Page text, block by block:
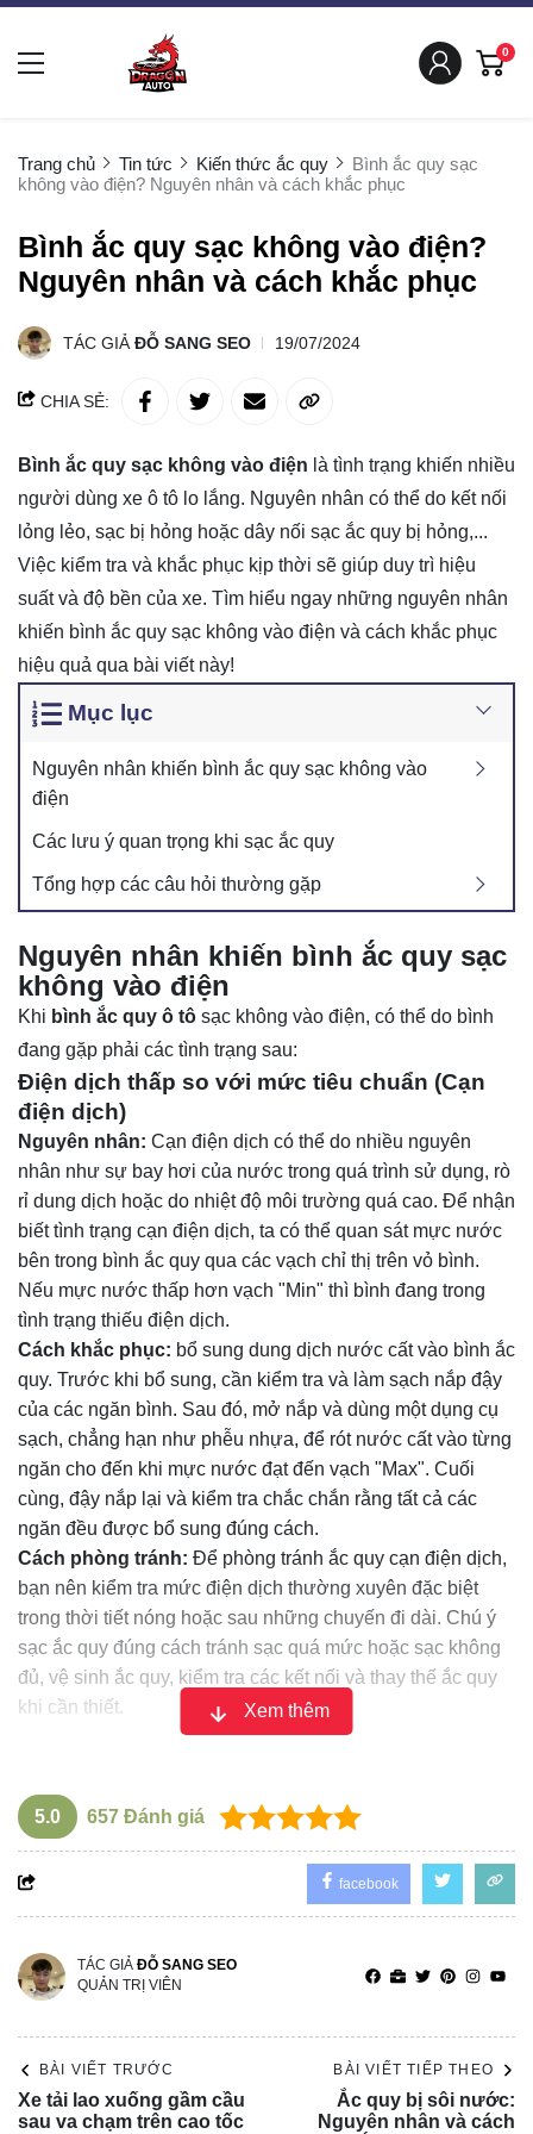
0
Trang chủ Tin tức Kiến thức ắc quy
Bình ắc quy sạc
không vào điện? Nguyên nhân và cách khắc phục
Bình ắc quy sạc không vào điện?
Nguyên nhân và cách khắc phục
TÁC GIẢĐỖ SANG SEO 19/07/2024
CHIA SẺ:
Bình ắc quy sạc không vào điện là tình trạng khiến nhiều
người dùng xe ô tô lo lắng. Nguyên nhân có thể do kết nối
lỏng lẻo, sạc bị hỏng hoặc dây nối sạc ắc quy bị hỏng,...
Việc kiểm tra và khắc phục kịp thời sẽ giúp duy trì hiệu
suất và độ bền của xe​. Tìm hiểu ngay những nguyên nhân
khiến bình ắc quy sạc không vào điện và cách khắc phục
hiệu quả qua bài viết này!
Mục lục
Nguyên nhân khiến bình ắc quy sạc không vào
điện
Các lưu ý quan trọng khi sạc ắc quy
Tổng hợp các câu hỏi thường gặp
Nguyên nhân khiến bình ắc quy sạc
không vào điện
Khi bình ắc quy ô tô sạc không vào điện, có thể do bình
đang gặp phải các tình trạng sau:
Điện dịch thấp so với mức tiêu chuẩn (Cạn
điện dịch)
Nguyên nhân: Cạn điện dịch có thể do nhiều nguyên
nhân như sự bay hơi của nước trong quá trình sử dụng, rò
rỉ dung dịch hoặc do nhiệt độ môi trường quá cao. Để nhận
biết tình trạng cạn điện dịch, ta có thể quan sát mực nước
bên trong bình ắc quy qua các vạch chỉ thị trên vỏ bình.
Nếu mực nước thấp hơn vạch "Min" thì bình đang trong
tình trạng thiếu điện dịch.
Cách khắc phục: bổ sung dung dịch nước cất vào bình ắc
quy. Trước khi bổ sung, cần kiểm tra và làm sạch nắp đậy
của các ngăn bình. Sau đó, mở nắp và dùng một dụng cụ
sạch, chẳng hạn như phễu nhựa, để rót nước cất vào từng
ngăn cho đến khi mực nước đạt đến vạch "Max". Cuối
cùng, đậy nắp lại và kiểm tra chắc chắn rằng tất cả các
ngăn đều được bổ sung đúng cách.
Cách phòng tránh: Để phòng tránh ắc quy cạn điện dịch,
bạn nên kiểm tra mức điện dịch thường xuyên đặc biệt
trong thời tiết nóng hoặc sau những chuyến đi dài. Chú ý
sạc ắc quy đúng cách tránh sạc quá mức hoặc sạc không
đủ, vệ sinh ắc quy, kiểm tra các kết nối và thay thế ắc quy
khi cần thiết.
Điện dịch thấp so với mức tiêu chuẩn
Ắc quy sạc không vào điện do bo bộ sạc
điện bị hỏng
Xem thêm
5.0 657 Đánh giá
facebook
TÁC GIẢ ĐỖ SANG SEO
QUẢN TRỊ VIÊN
BÀI VIẾT TRƯỚC
Xe tải lao xuống gầm cầu
sau va chạm trên cao tốc
BÀI VIẾT TIẾP THEO
Ắc quy bị sôi nước:
Nguyên nhân và cách